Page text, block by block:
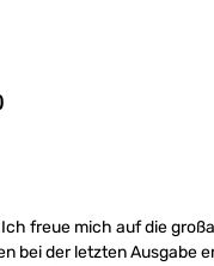
freue mich auf die
bei der letzten Ausgabe